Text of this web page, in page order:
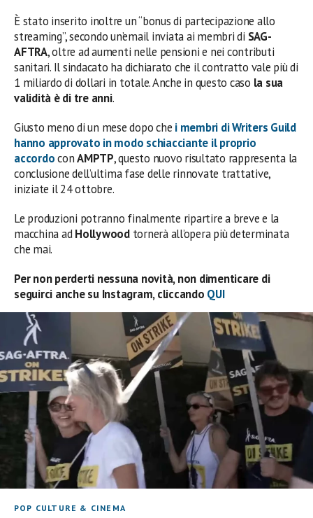
È stato inserito inoltre un “bonus di partecipazione allo
streaming”, secondo un’email inviata ai membri di SAG-
AFTRA, oltre ad aumenti nelle pensioni e nei contributi
sanitari. Il sindacato ha dichiarato che il contratto vale più di
1 miliardo di dollari in totale. Anche in questo caso la sua
validità è di tre anni.
Giusto meno di un mese dopo che i membri di Writers Guild
hanno approvato in modo schiacciante il proprio
accordoconAMPTP, questo nuovo risultato rappresenta la
conclusione dell’ultima fase delle rinnovate trattative,
iniziate il 24 ottobre.
Le produzioni potranno finalmente ripartire a breve e la
macchina adHollywoodtornerà all’opera più determinata
che mai.
Per non perderti nessuna novità, non dimenticare di
seguirci anche su Instagram, cliccando QUI
POP CULTURE & CINEMA